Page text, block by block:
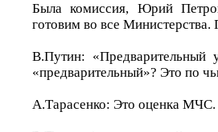
Была комиссия, Юрий
готовим во все
В.Путин:
«предварительный»? Это по
А.Тарасенко: Это оценка МЧС.